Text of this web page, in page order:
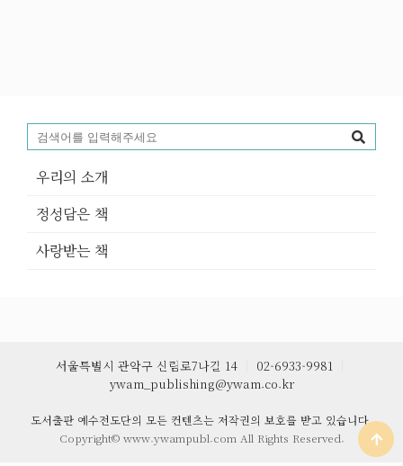
우리의 소개
정성담은 책
사랑받는 책
서울특별시 관악구 신림로7나길 14 02-6933-9981
ywam_publishing@ywam.co.kr
도서출판 예수전도단의 모든 컨텐츠는 저작권의 보호를 받고 있습니다.
Copyright© www.ywampubl.com All Rights Reserved.